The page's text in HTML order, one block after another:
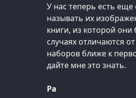
У нас теперь есть
называть их
книги, из которой
случаях отличаются
наборов ближе к
дайте мне это знать.
Ра